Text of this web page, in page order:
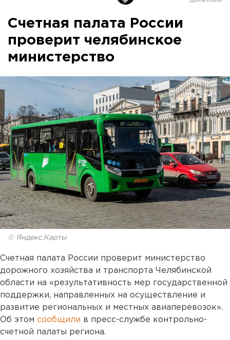
Счетная палата России
проверит челябинское
министерство
© Яндекс.Карты
Счетная палата России проверит министерство
дорожного хозяйства и транспорта Челябинской
области на «результативность мер государственной
поддержки, направленных на осуществление и
развитие региональных и местных авиаперевозок».
Об этом сообщили в пресс-службе контрольно-
счетной палаты региона.